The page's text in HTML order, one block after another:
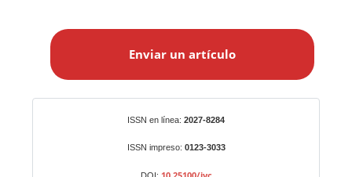
a
Enviar un artículo
ISSN en línea: 2027-8284
ISSN impreso: 0123-3033